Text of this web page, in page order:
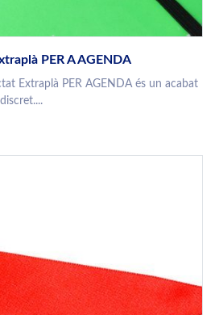
PER A AGENDA
Extraplà PER AGENDA és un acabat